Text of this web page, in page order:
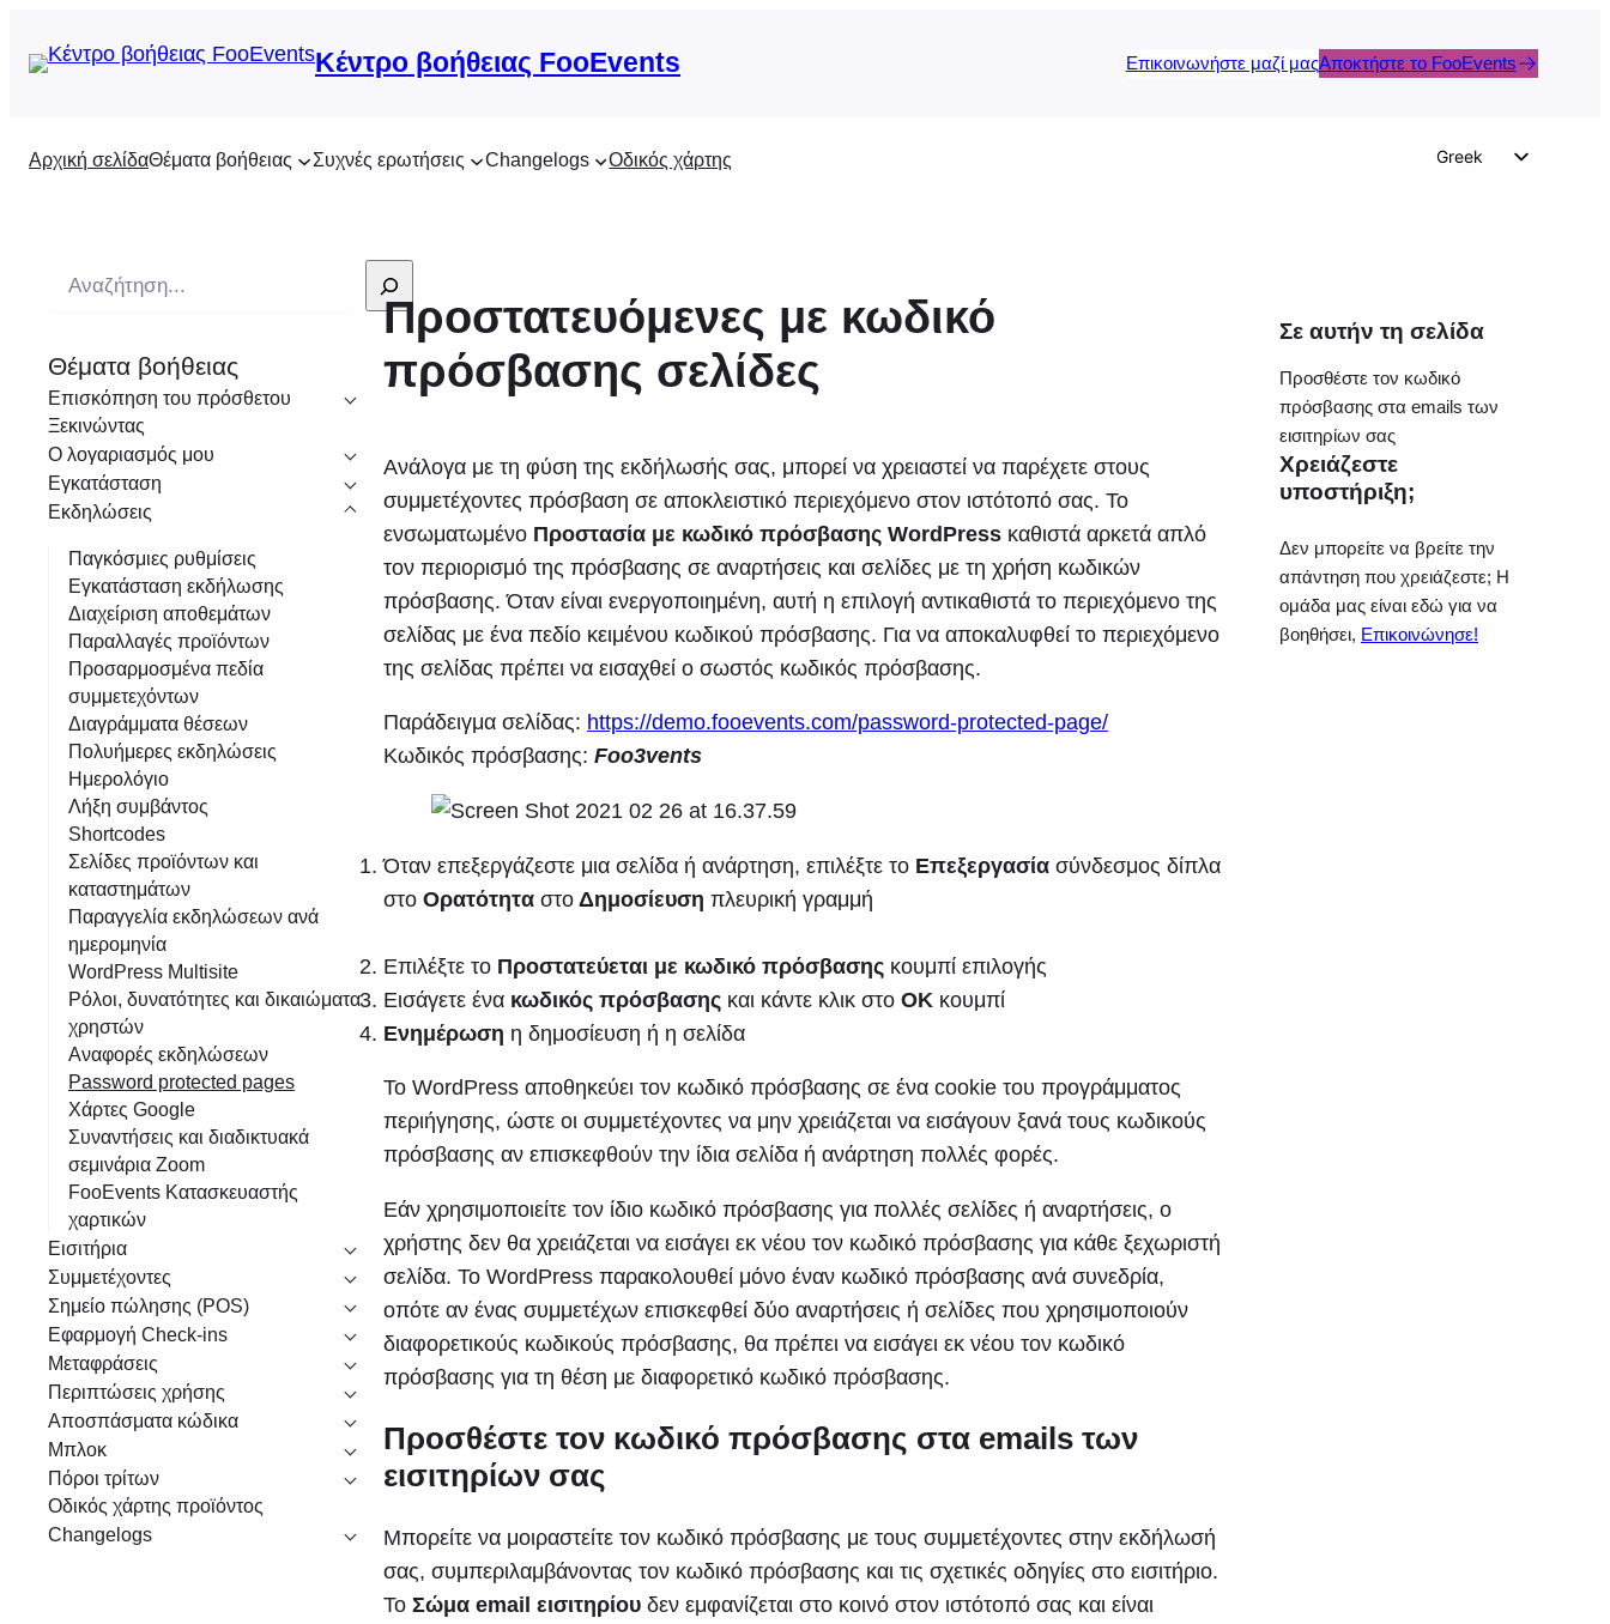
Κέντρο βοήθειας FooEvents Επικοινωνήστε μαζί μαςΑποκτήστε το FooEvents
Αρχική σελίδαΘέματα βοήθειας Συχνές ερωτήσεις Changelogs Οδικός χάρτης
Greek
ζ
ή
τ
η
σ
Θέματα βοήθειας
Επισκόπηση του πρόσθετου
Ξεκινώντας
Ο λογαριασμός μου
Εγκατάσταση
Εκδηλώσεις
Παγκόσμιες ρυθμίσεις
Εγκατάσταση εκδήλωσης
Διαχείριση αποθεμάτων
Παραλλαγές προϊόντων
Προσαρμοσμένα πεδία
συμμετεχόντων
Διαγράμματα θέσεων
Πολυήμερες εκδηλώσεις
Ημερολόγιο
Λήξη συμβάντος
Shortcodes
Σελίδες προϊόντων και
καταστημάτων
Παραγγελία εκδηλώσεων ανά
ημερομηνία
WordPress Multisite
Ρόλοι, δυνατότητες και δικαιώματα
χρηστών
Αναφορές εκδηλώσεων
Password protected pages
Χάρτες Google
Συναντήσεις και διαδικτυακά
σεμινάρια Zoom
FooEvents Κατασκευαστής
χαρτικών
Εισιτήρια
Συμμετέχοντες
Σημείο πώλησης (POS)
Εφαρμογή Check-ins
Μεταφράσεις
Περιπτώσεις χρήσης
Αποσπάσματα κώδικα
Μπλοκ
Πόροι τρίτων
Οδικός χάρτης προϊόντος
Changelogs
Προστατευόμενες με κωδικό
πρόσβασης σελίδες
Ανάλογα με τη φύση της εκδήλωσής σας, μπορεί να χρειαστεί να παρέχετε στους
συμμετέχοντες πρόσβαση σε αποκλειστικό περιεχόμενο στον ιστότοπό σας. Το
ενσωματωμένο Προστασία με κωδικό πρόσβασης WordPress καθιστά αρκετά απλό
τον περιορισμό της πρόσβασης σε αναρτήσεις και σελίδες με τη χρήση κωδικών
πρόσβασης. Όταν είναι ενεργοποιημένη, αυτή η επιλογή αντικαθιστά το περιεχόμενο της
σελίδας με ένα πεδίο κειμένου κωδικού πρόσβασης. Για να αποκαλυφθεί το περιεχόμενο
της σελίδας πρέπει να εισαχθεί ο σωστός κωδικός πρόσβασης.
Παράδειγμα σελίδας: https://demo.fooevents.com/password-protected-page/
Κωδικός πρόσβασης: Foo3vents
Όταν επεξεργάζεστε μια σελίδα ή ανάρτηση, επιλέξτε το Επεξεργασία σύνδεσμος δίπλα
στο Ορατότητα στο Δημοσίευση πλευρική γραμμή
Επιλέξτε το Προστατεύεται με κωδικό πρόσβασης κουμπί επιλογής
Εισάγετε ένα κωδικός πρόσβασης και κάντε κλικ στο OK κουμπί
Ενημέρωση η δημοσίευση ή η σελίδα
Το WordPress αποθηκεύει τον κωδικό πρόσβασης σε ένα cookie του προγράμματος
περιήγησης, ώστε οι συμμετέχοντες να μην χρειάζεται να εισάγουν ξανά τους κωδικούς
πρόσβασης αν επισκεφθούν την ίδια σελίδα ή ανάρτηση πολλές φορές.
Εάν χρησιμοποιείτε τον ίδιο κωδικό πρόσβασης για πολλές σελίδες ή αναρτήσεις, ο
χρήστης δεν θα χρειάζεται να εισάγει εκ νέου τον κωδικό πρόσβασης για κάθε ξεχωριστή
σελίδα. Το WordPress παρακολουθεί μόνο έναν κωδικό πρόσβασης ανά συνεδρία,
οπότε αν ένας συμμετέχων επισκεφθεί δύο αναρτήσεις ή σελίδες που χρησιμοποιούν
διαφορετικούς κωδικούς πρόσβασης, θα πρέπει να εισάγει εκ νέου τον κωδικό
πρόσβασης για τη θέση με διαφορετικό κωδικό πρόσβασης.
Προσθέστε τον κωδικό πρόσβασης στα emails των
εισιτηρίων σας
Μπορείτε να μοιραστείτε τον κωδικό πρόσβασης με τους συμμετέχοντες στην εκδήλωσή
σας, συμπεριλαμβάνοντας τον κωδικό πρόσβασης και τις σχετικές οδηγίες στο εισιτήριο.
Το Σώμα email εισιτηρίου δεν εμφανίζεται στο κοινό στον ιστότοπό σας και είναι
Σε αυτήν τη σελίδα
Προσθέστε τον κωδικό
πρόσβασης στα emails των
εισιτηρίων σας
Χρειάζεστε
υποστήριξη;
Δεν μπορείτε να βρείτε την
απάντηση που χρειάζεστε; Η
ομάδα μας είναι εδώ για να
βοηθήσει, Επικοινώνησε!